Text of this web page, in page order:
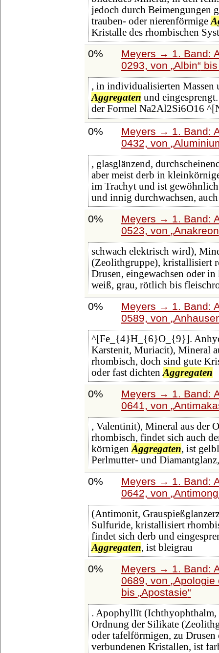
jedoch durch Beimengungen
trauben- oder nierenförmige
Kristalle des rhombischen
0%
Meyers → 1. Band:
0293, von Albin
, in individualisierten Massen
Aggregaten und
der Formel Na2Al2Si6O16
0%
Meyers → 1. Band:
0432, von
, glasglänzend,
aber meist derb in
im Trachyt und ist
und innig durchwachsen, auch
0%
Meyers → 1. Band:
0523, von Anakreon
schwach elektrisch wird),
(Zeolithgruppe), kristallisiert
Drusen, eingewachsen oder
weiß, grau, rötlich bis
0%
Meyers → 1. Band:
0589, von
^[Fe_{4}H_{6}O_{9}].
Karstenit, Muriacit), Mineral
rhombisch, doch sind gute
oder fast dichten Aggregaten
0%
Meyers → 1. Band:
0641, von
, Valentinit), Mineral aus der
rhombisch, findet sich auch
körnigen Aggregaten, ist
Perlmutter- und
0%
Meyers → 1. Band:
0642, von
(Antimonit,
Sulfuride, kristallisiert
findet sich derb und
Aggregaten, ist bleigrau
0%
Meyers → 1. Band:
0689, von Apologie
bis Apostasie
. Apophyllīt (Ichthyophthalm,
Ordnung der Silikate
oder tafelförmigen, zu
verbundenen Kristallen, ist